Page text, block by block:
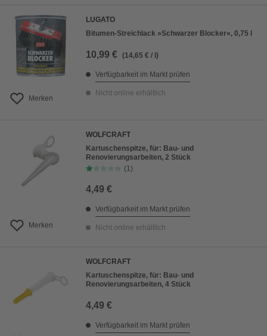
Merken
LUGATO
Bitumen-Streichlack »Schwarzer Blocker«, 0,75 l
10,99 € (14,65 € / l)
Verfügbarkeit im Markt prüfen
Nicht online erhältlich
Merken
WOLFCRAFT
Kartuschenspitze, für: Bau- und
Renovierungsarbeiten, 2 Stück
(1)
4,49 €
Verfügbarkeit im Markt prüfen
Nicht online erhältlich
WOLFCRAFT
Kartuschenspitze, für: Bau- und
Renovierungsarbeiten, 4 Stück
4,49 €
Verfügbarkeit im Markt prüfen